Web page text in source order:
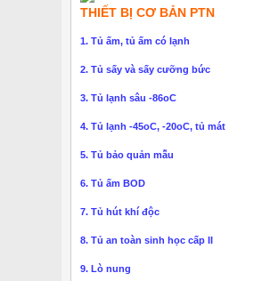
THIẾT BỊ CƠ BẢN PTN
1. Tủ ấm, tủ ấm có lạnh
2. Tủ sấy và sấy cưỡng bức
3. Tủ lạnh sâu -86oC
4. Tủ lạnh -45oC, -20oC, tủ mát
5. Tủ bảo quản mẫu
6. Tủ ấm BOD
7. Tủ hút khí độc
8. Tủ an toàn sinh học cấp II
9. Lò nung